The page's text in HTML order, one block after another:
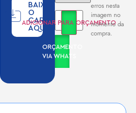
BAIXE
O
CARD
AQUI
ADICIONAR PARA ORÇAMENTO
ORÇAMENTO
VIA WHATS
erros nesta
imagem no
momento da
compra.